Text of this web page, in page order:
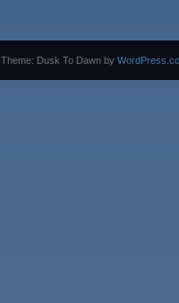
Theme: Dusk To Dawn by